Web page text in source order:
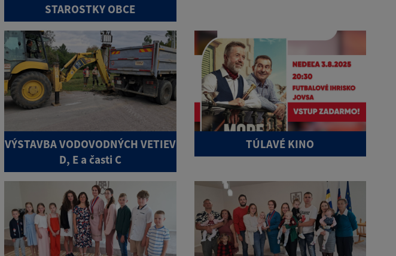
STAROSTKY OBCE
VÝSTAVBA VODOVODNÝCH VETIEV
D, E a časti C
TÚLAVÉ KINO